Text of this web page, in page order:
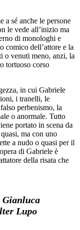
a sé anche le persone
le vede all’inizio ma
di monologhi e
comico dell’attore e la
o venuti meno, anzi, la
tortuoso corso
in cui Gabriele
i tranelli, le
perbenismo, la
o anormale. Tutto
portato in scena da
ma con uno
a nudo o quasi per il
di Gabriele è
della risata che
Lupo